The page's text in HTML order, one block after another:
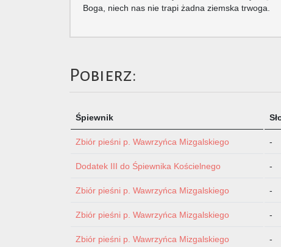
Boga, niech nas nie trapi żadna ziemska trwoga.
Pobierz:
Śpiewnik
Zbiór pieśni p. Wawrzyńca Mizgalskiego -
Dodatek III do Śpiewnika Kościelnego -
Zbiór pieśni p. Wawrzyńca Mizgalskiego -
Zbiór pieśni p. Wawrzyńca Mizgalskiego -
Zbiór pieśni p. Wawrzyńca Mizgalskiego -